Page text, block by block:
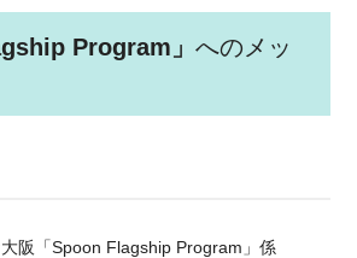
Program」へのメッ
阪「Spoon Flagship Program」係